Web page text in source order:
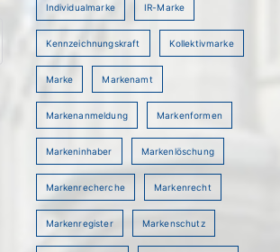
Individualmarke IR-Marke
Kennzeichnungskraft Kollektivmarke
Marke Markenamt
Markenanmeldung Markenformen
Markeninhaber Markenlöschung
Markenrecherche Markenrecht
Markenregister Markenschutz